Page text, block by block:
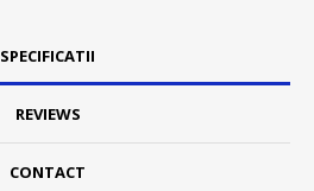
SPECIFICATII
REVIEWS
CONTACT